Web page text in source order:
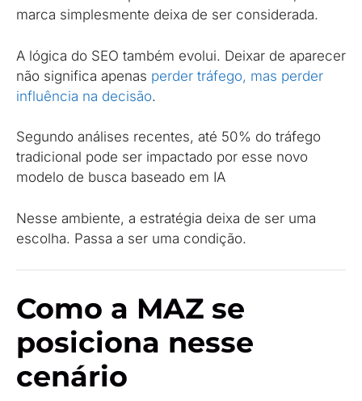
marca simplesmente deixa de ser considerada.
A lógica do SEO também evolui. Deixar de aparecer
não significa apenas perder tráfego, mas perder
influência na decisão.
Segundo análises recentes, até 50% do tráfego
tradicional pode ser impactado por esse novo
modelo de busca baseado em IA
Nesse ambiente, a estratégia deixa de ser uma
escolha. Passa a ser uma condição.
Como a MAZ se
posiciona nesse
cenário